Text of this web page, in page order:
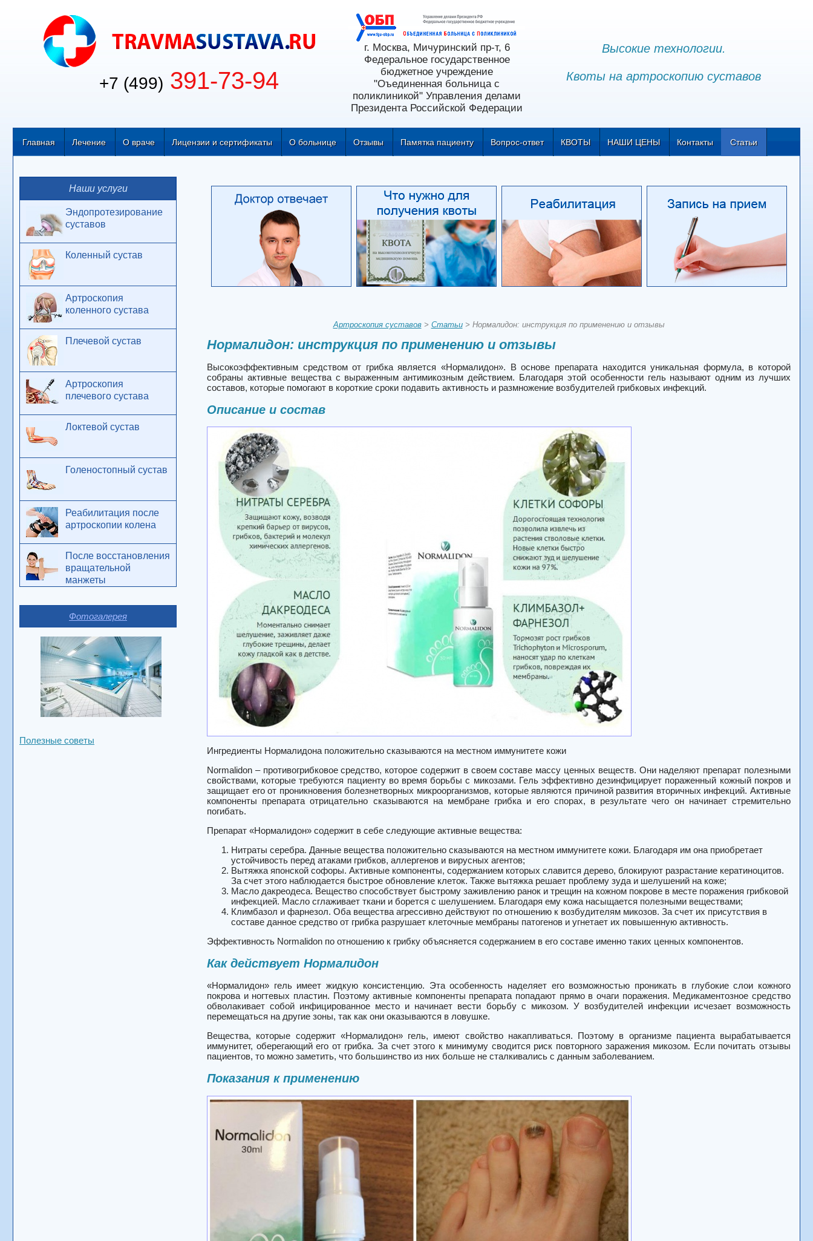
+7 (499) 391-73-94
Высокие технологии.
Квоты на артроскопию суставов
г. Москва, Мичуринский пр-т, 6
Федеральное государственное
бюджетное учреждение
"Оъединенная больница с
поликлиникой" Управления делами
Президента Российской Федерации
Главная Лечение О враче Лицензии и сертификаты О больнице Отзывы Памятка пациенту Вопрос-ответ КВОТЫ НАШИ ЦЕНЫ Контакты Статьи
Артроскопия суставов> Статьи> Нормалидон: инструкция по применению и отзывы
Нормалидон: инструкция по применению и отзывы
Высокоэффективным средством от грибка является «Нормалидон». В основе препарата находится уникальная формула, в которой
собраны активные вещества с выраженным антимикозным действием. Благодаря этой особенности гель называют одним из лучших
составов, которые помогают в короткие сроки подавить активность и размножение возбудителей грибковых инфекций.
Описание и состав
Ингредиенты Нормалидона положительно сказываются на местном иммунитете кожи
Normalidon – противогрибковое средство, которое содержит в своем составе массу ценных веществ. Они наделяют препарат полезными
свойствами, которые требуются пациенту во время борьбы с микозами. Гель эффективно дезинфицирует пораженный кожный покров и
защищает его от проникновения болезнетворных микроорганизмов, которые являются причиной развития вторичных инфекций. Активные
компоненты препарата отрицательно сказываются на мембране грибка и его спорах, в результате чего он начинает стремительно
погибать.
Препарат «Нормалидон» содержит в себе следующие активные вещества:
Нитраты серебра. Данные вещества положительно сказываются на местном иммунитете кожи. Благодаря им она приобретает
устойчивость перед атаками грибков, аллергенов и вирусных агентов;
Вытяжка японской софоры. Активные компоненты, содержанием которых славится дерево, блокируют разрастание кератиноцитов.
За счет этого наблюдается быстрое обновление клеток. Также вытяжка решает проблему зуда и шелушений на коже;
Масло дакреодеса. Вещество способствует быстрому заживлению ранок и трещин на кожном покрове в месте поражения грибковой
инфекцией. Масло сглаживает ткани и борется с шелушением. Благодаря ему кожа насыщается полезными веществами;
Климбазол и фарнезол. Оба вещества агрессивно действуют по отношению к возбудителям микозов. За счет их присутствия в
составе данное средство от грибка разрушает клеточные мембраны патогенов и угнетает их повышенную активность.
Эффективность Normalidon по отношению к грибку объясняется содержанием в его составе именно таких ценных компонентов.
Как действует Нормалидон
«Нормалидон» гель имеет жидкую консистенцию. Эта особенность наделяет его возможностью проникать в глубокие слои кожного
покрова и ногтевых пластин. Поэтому активные компоненты препарата попадают прямо в очаги поражения. Медикаментозное средство
обволакивает собой инфицированное место и начинает вести борьбу с микозом. У возбудителей инфекции исчезает возможность
перемещаться на другие зоны, так как они оказываются в ловушке.
Вещества, которые содержит «Нормалидон» гель, имеют свойство накапливаться. Поэтому в организме пациента вырабатывается
иммунитет, оберегающий его от грибка. За счет этого к минимуму сводится риск повторного заражения микозом. Если почитать отзывы
пациентов, то можно заметить, что большинство из них больше не сталкивались с данным заболеванием.
Показания к применению
Наши услуги
Эндопротезирование
суставов
Коленный сустав
Артроскопия
коленного сустава
Плечевой сустав
Артроскопия
плечевого сустава
Локтевой сустав
Голеностопный сустав
Реабилитация после
артроскопии колена
После восстановления
вращательной
манжеты
Фотогалерея
Полезные советы